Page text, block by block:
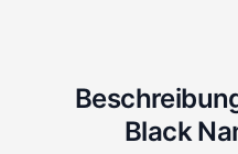
Black